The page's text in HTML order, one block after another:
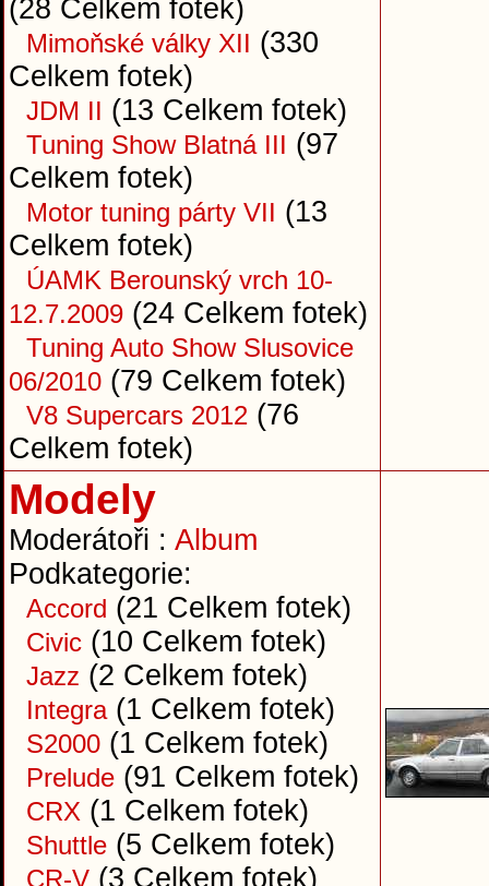
(28 Celkem fotek)
Mimoňské války XII (330
Celkem fotek)
JDM II (13 Celkem fotek)
Tuning Show Blatná III (97
Celkem fotek)
Motor tuning párty VII (13
Celkem fotek)
ÚAMK Berounský vrch 10-
12.7.2009 (24 Celkem fotek)
Tuning Auto Show Slusovice
06/2010 (79 Celkem fotek)
V8 Supercars 2012 (76
Celkem fotek)
Modely
Moderátoři : Album
Podkategorie:
Accord (21 Celkem fotek)
Civic (10 Celkem fotek)
Jazz (2 Celkem fotek)
Integra(1 Celkem fotek)
S2000 (1 Celkem fotek)
Prelude (91 Celkem fotek)
CRX (1 Celkem fotek)
Shuttle (5 Celkem fotek)
CR-V (3 Celkem fotek)